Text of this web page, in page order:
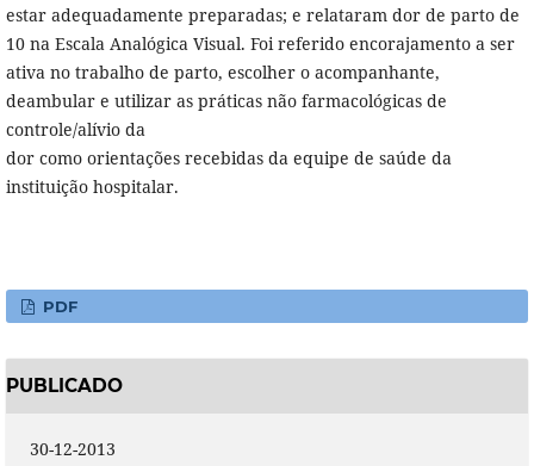
estar adequadamente preparadas; e relataram dor de parto de
10 na Escala Analógica Visual. Foi referido encorajamento a ser
ativa no trabalho de parto, escolher o acompanhante,
deambular e utilizar as práticas não farmacológicas de
controle/alívio da
dor como orientações recebidas da equipe de saúde da
instituição hospitalar.
PDF
PUBLICADO
30-12-2013